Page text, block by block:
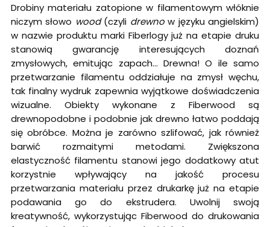
Drobiny materiału zatopione w filamentowym włóknie
niczym słowo wood(czyli drewnow języku angielskim)
w nazwie produktu marki Fiberlogy już na etapie druku
stanowią gwarancję interesujących doznań
zmysłowych, emitując zapach... Drewna! O ile samo
przetwarzanie filamentu oddziałuje na zmysł węchu,
tak finalny wydruk zapewnia wyjątkowe doświadczenia
wizualne. Obiekty wykonane z Fiberwood są
drewnopodobne i podobnie jak drewno łatwo poddają
się obróbce. Można je zarówno szlifować, jak również
barwić rozmaitymi metodami. Zwiększona
elastyczność filamentu stanowi jego dodatkowy atut
korzystnie wpływający na jakość procesu
przetwarzania materiału przez drukarkę już na etapie
podawania go do ekstrudera. Uwolnij swoją
kreatywność, wykorzystując Fiberwood do drukowania